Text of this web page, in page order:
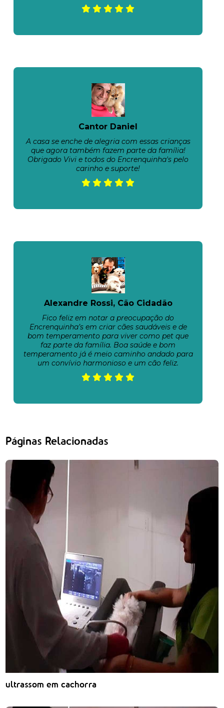
Cantor Daniel
A casa se enche de alegria com essas crianças
que agora também fazem parte da família!
Obrigado Vivi e todos do Encrenquinha's pelo
carinho e suporte!
Alexandre Rossi, Cão Cidadão
Fico feliz em notar a preocupação do
Encrenquinha’s em criar cães saudáveis e de
bom temperamento para viver como pet que
faz parte da família. Boa saúde e bom
temperamento já é meio caminho andado para
um convívio harmonioso e um cão feliz.
Páginas Relacionadas
ultrassom em cachorra